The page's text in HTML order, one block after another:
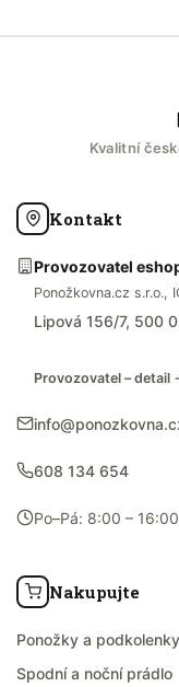
Kvalitní
Kontakt
Provozovatel
Ponožkovna.cz s.r.o.,
Lipová 156/7, 500
Provozovatel – detail
608 134 654
Po–Pá: 8:00 – 16:00
Nakupujte
Ponožky a podkolenky
Spodní a noční prádlo